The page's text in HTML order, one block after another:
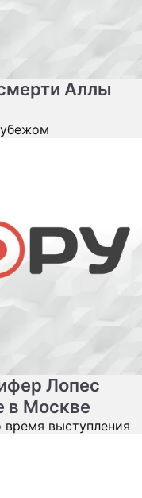
Аллы
Лопес
в Москве
выступления